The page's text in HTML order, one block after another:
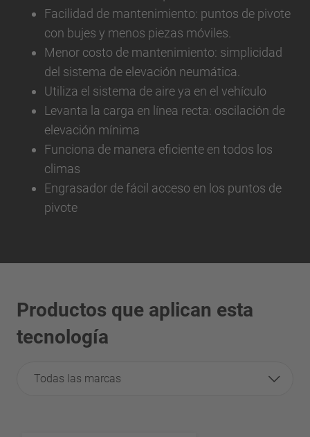
Facilidad de mantenimiento: puntos de pivote
con bujes y menos piezas móviles.
Menor costo de mantenimiento: simplicidad
del sistema de elevación neumática.
Utiliza el sistema de aire ya en el vehículo
Levanta la carga en línea recta: oscilación de
elevación mínima
Funciona de manera eficiente en todos los
climas
Engrasador de fácil acceso en los puntos de
pivote
Productos que aplican esta
tecnología
Todas las marcas